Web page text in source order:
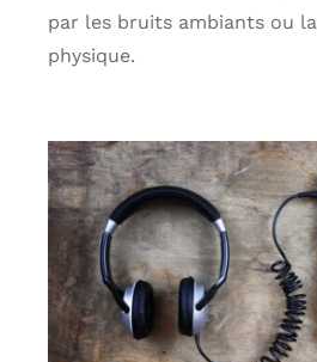
par les bruits ambiants ou
physique.